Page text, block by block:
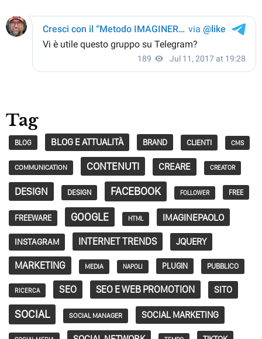
Tag
BLOG BLOG E ATTUALITÀ BRAND CLIENTI CMS
COMMUNICATION CONTENUTI CREARE CREATOR
DESIGN DESIGN FACEBOOK FOLLOWER FREE
FREEWARE GOOGLE HTML IMAGINEPAOLO
INSTAGRAM INTERNET TRENDS JQUERY
MARKETING MEDIA NAPOLI PLUGIN PUBBLICO
RICERCA SEO SEO E WEB PROMOTION SITO
SOCIAL SOCIAL MANAGER SOCIAL MARKETING